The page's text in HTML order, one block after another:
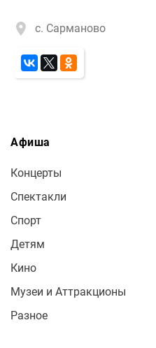
с. Сарманово
Афиша
Концерты
Спектакли
Спорт
Детям
Кино
Музеи и Аттракционы
Разное